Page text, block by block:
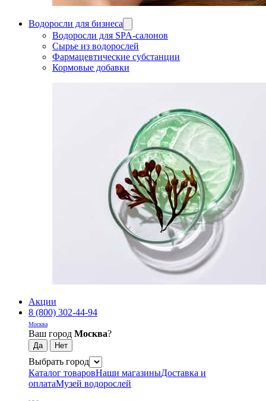
Водоросли для бизнеса
Водоросли для SPA-салонов
Сырье из водорослей
Фармацевтические субстанции
Кормовые добавки
Акции
8 (800) 302-44-94
Москва
Ваш город Москва?
Выбрать город
Каталог товаровНаши магазиныДоставка и
оплатаМузей водорослей